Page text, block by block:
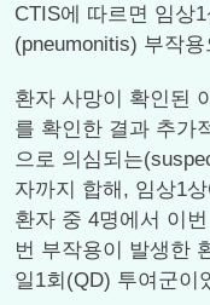
CTIS에 따르면 임상
(pneumonitis) 부작
환자 사망이 확인된
를 확인한 결과 추가
으로 의심되는
자까지 합해, 임상1
환자 중 4명에서 이
번 부작용이 발생한
일1회(QD) 투여군이